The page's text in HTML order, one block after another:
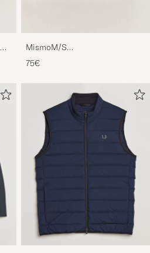
MismoM/S
CardholderNavy/Dark Brown
75€